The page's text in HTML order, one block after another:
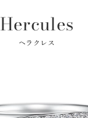
Hercules
ヘラクレス